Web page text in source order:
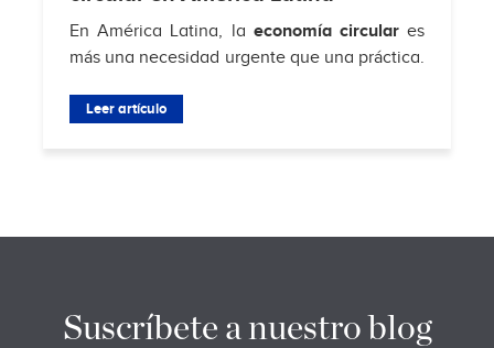
En América Latina, la economía circulares
más una necesidad urgente que una práctica.
Residuos Sólidos Municipales
Leer artículo
Suscríbete a nuestro blog